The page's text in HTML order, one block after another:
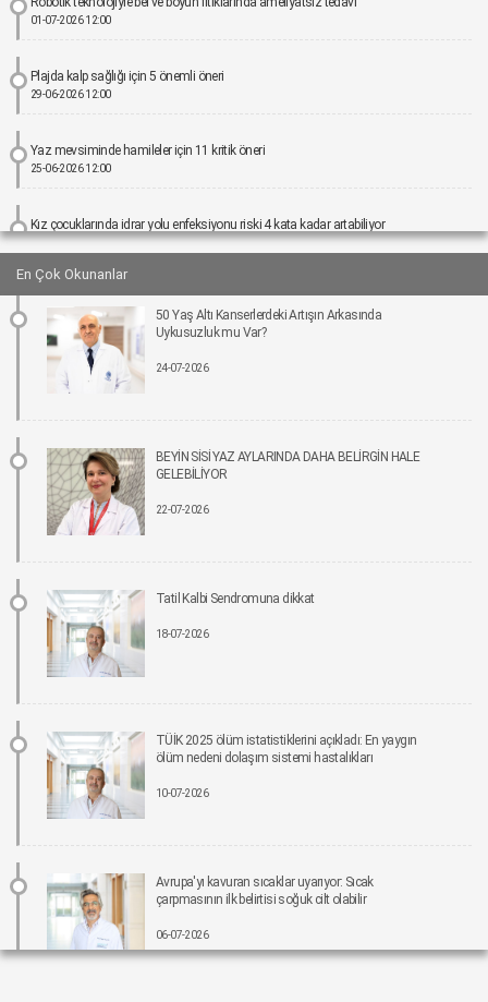
01-07-2026 12:00
Plajda kalp sağlığı için 5 önemli öneri
29-06-2026 12:00
Yaz mevsiminde hamileler için 11 kritik öneri
25-06-2026 12:00
Kız çocuklarında idrar yolu enfeksiyonu riski 4 kata kadar artabiliyor
24-06-2026 12:00
Bel Ağrıları Basit Önlemlerle Kontrol Altına Alınabilir
17-06-2026 12:00
Tıpta Yeni Dönemin Adı: Eş Zamanlı Kombine Cerrahiler
16-06-2026 12:00
İmplant tedavisinde aynı gün yeni diş mümkün
15-06-2026 12:00
Parkinson riskinde çevresel faktörler öne çıkıyor!
Fonksiyonel Tıp Hastalığın Değil, Nedenin Peşine Düşüyor
12-06-2026 12:00
Sigara Kullanım ve Bırakma Davranışları Akademisi Ulusal Tütün Kontrolü
Aile ve Sosyal Hizmetler Bakanlığı koordinasyonunda Yeşilay’ın ev sahipliğinde,
“Bağımlılıklarla Mücadelede Sosyal Uyum Çalıştayı” Gerçekleştirildi
08-06-2026 12:00
katına çıkarabilir.
05-06-2026 12:00
İlkokul Öğrencileriyle Sağlıklı Yaşam ve Tütün Farkındalığı Üzerine Bir Araya Geldik
En Çok Okunanlar
50 Yaş Altı Kanserlerdeki Artışın Arkasında
Uykusuzluk mu Var?
24-07-2026
BEYİN SİSİ YAZ AYLARINDA DAHA BELİRGİN HALE
GELEBİLİYOR
22-07-2026
Tatil Kalbi Sendromuna dikkat
18-07-2026
TÜİK 2025 ölüm istatistiklerini açıkladı: En yaygın
ölüm nedeni dolaşım sistemi hastalıkları
10-07-2026
Avrupa'yı kavuran sıcaklar uyarıyor: Sıcak
çarpmasının ilk belirtisi soğuk cilt olabilir
06-07-2026